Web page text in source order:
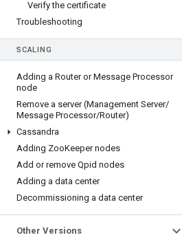
Verify the certificate
Troubleshooting
SCALING
Adding a Router or Message Processor
node
Remove a server (Management Server/
Message Processor/Router)
Cassandra
Adding ZooKeeper nodes
Add or remove Qpid nodes
Adding a data center
Decommissioning a data center
Other Versions
À propos d'Apigee
We're part of Google
Événements
Partenaires
E-books et webcasts